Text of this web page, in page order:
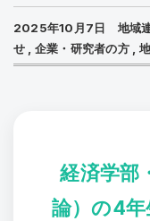
2025年10月7日 地域
せ , 企業・研究者の方,
経済学部
論）の4